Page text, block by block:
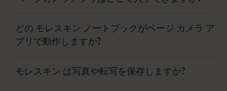
どの モレスキン ノートブックがページ カメラ ア
プリで動作しますか?
モレスキン は写真や転写を保存しますか?